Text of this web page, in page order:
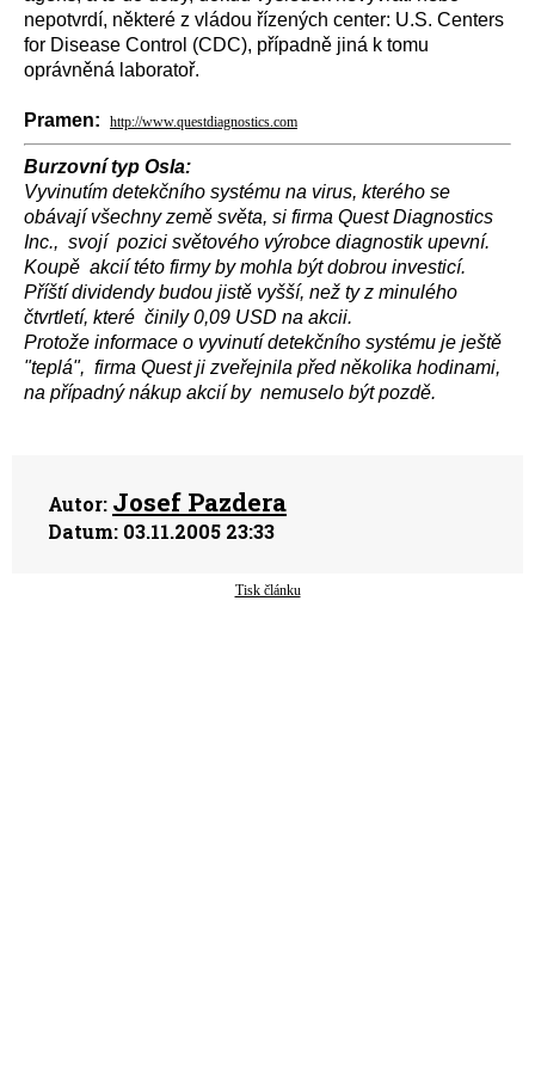
nepotvrdí, některé z vládou řízených center: U.S. Centers
for Disease Control (CDC), případně jiná k tomu
oprávněná laboratoř.
Pramen: http://www.questdiagnostics.com
Burzovní typ Osla:
Vyvinutím detekčního systému na virus, kterého se
obávají všechny země světa, si firma Quest Diagnostics
Inc., svojí pozici světového výrobce diagnostik upevní.
Koupě akcií této firmy by mohla být dobrou investicí.
Příští dividendy budou jistě vyšší, než ty z minulého
čtvrtletí, které činily 0,09 USD na akcii.
Protože informace o vyvinutí detekčního systému je ještě
"teplá", firma Quest ji zveřejnila před několika hodinami,
na případný nákup akcií by nemuselo být pozdě.
Autor: Josef Pazdera
Datum: 03.11.2005 23:33
Tisk článku